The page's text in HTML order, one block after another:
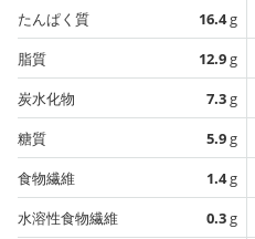
たんぱく質
16.4g
脂質
12.9g
炭水化物
7.3g
糖質
5.9g
食物繊維
1.4g
水溶性食物繊維
0.3g